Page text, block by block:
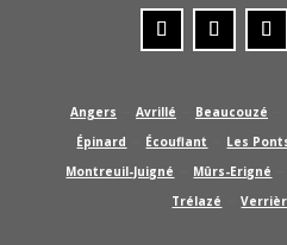
Angers Avrillé Beaucouzé
Épinard
Écouflant Les
Montreuil-Juigné Mûrs-Erigné
Trélazé –